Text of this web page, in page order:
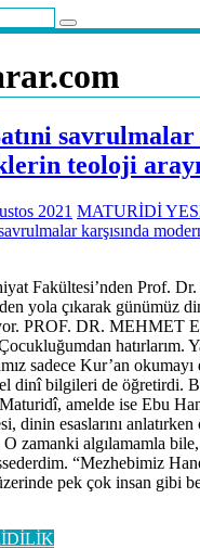
savrulmalar
teoloji
2021 MATURİDİ
Fakültesi’nden Prof.
yola çıkarak günümüz
PROF. DR.
hatırlarım.
sadece Kur’an
dinî bilgileri de öğretirdi.
Maturidî, amelde ise Ebu
dinin esaslarını
zamanki algılamamla
“Mezhebimiz
pek çok insan gibi